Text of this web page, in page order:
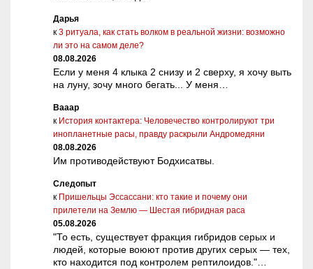
Дарья
к 3 ритуала, как стать волком в реальной жизни: возможно
ли это на самом деле?
08.08.2026
Если у меня 4 клыка 2 снизу и 2 сверху, я хочу выть
на луну, зочу много бегать... У меня…
Вааар
к История контактера: Человечество контролируют три
инопланетные расы, правду раскрыли Андромедяни
08.08.2026
Им противодействуют Бодхисатвы.
Следопыт
к Пришельцы Эссассани: кто такие и почему они
прилетели на Землю — Шестая гибридная раса
05.08.2026
"То есть, существует фракция гибридов серых и
людей, которые воюют против других серых — тех,
кто находится под контролем рептилоидов."…